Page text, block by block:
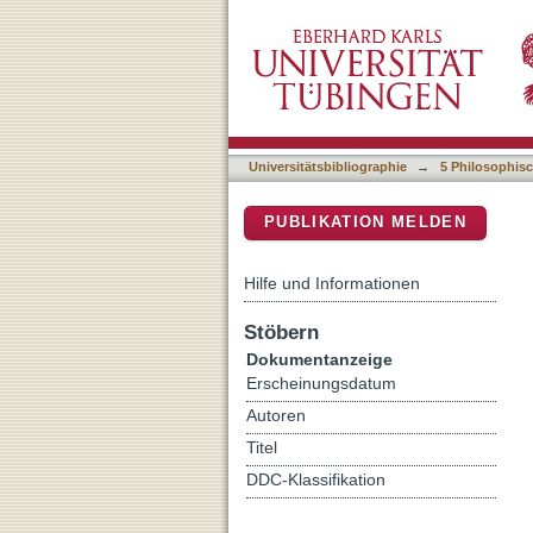
Universitätsbibliographie → 5
PUBLIKATION MELDEN
Hilfe und Informationen
Stöbern
Dokumentanzeige
Erscheinungsdatum
Autoren
Titel
DDC-Klassifikation